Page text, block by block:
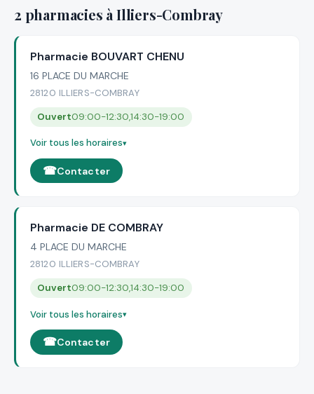
2 pharmacies à Illiers-Combray
Pharmacie BOUVART CHENU
16 PLACE DU MARCHE
28120 ILLIERS-COMBRAY
Ouvert09:00-12:30,14:30-19:00
Voir tous les horaires
Contacter
Pharmacie DE COMBRAY
4 PLACE DU MARCHE
28120 ILLIERS-COMBRAY
Ouvert09:00-12:30,14:30-19:00
Voir tous les horaires
Contacter